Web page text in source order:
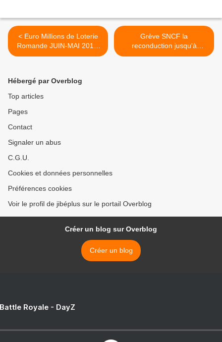
< Euro Millions de Loterie
Romande JUIN-MAI 2014,
résultats et gains
Grève SNCF la
reconduction jusqu'à
mercredi 18 juin, depuis le
Hébergé par Overblog
Top articles
Pages
Contact
Signaler un abus
C.G.U.
Cookies et données personnelles
Préférences cookies
Voir le profil de jibéplus sur le portail Overblog
Créer un blog sur Overblog
Créer un blog
Royale - DayZ